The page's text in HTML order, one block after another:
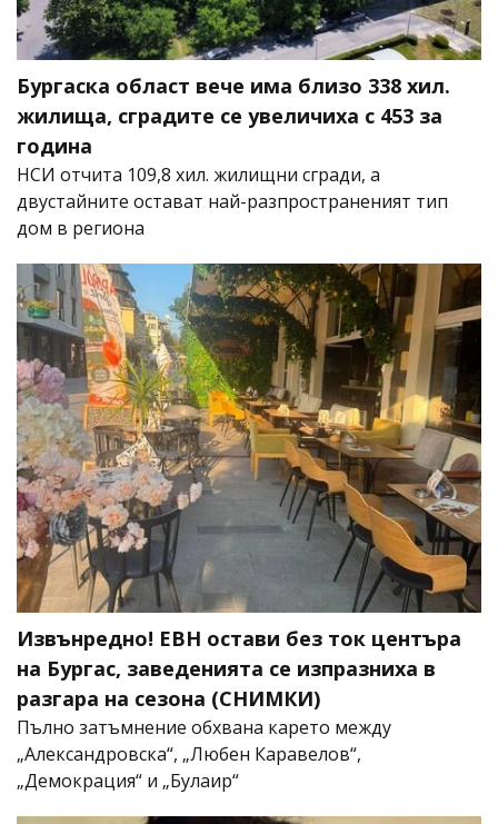
Бургаска област вече има близо 338 хил.
жилища, сградите се увеличиха с 453 за
година
НСИ отчита 109,8 хил. жилищни сгради, а
двустайните остават най-разпространеният тип
дом в региона
Извънредно! ЕВН остави без ток центъра
на Бургас, заведенията се изпразниха в
разгара на сезона (СНИМКИ)
Пълно затъмнение обхвана карето между
„Александровска“, „Любен Каравелов“,
„Демокрация“ и „Булаир“